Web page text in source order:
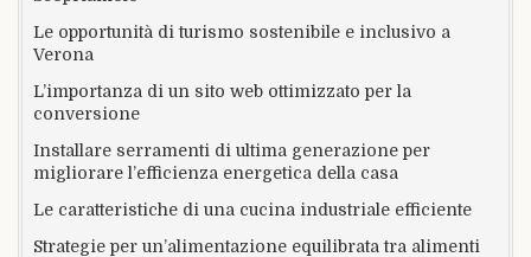
Le opportunità di turismo sostenibile e inclusivo a
Verona
L’importanza di un sito web ottimizzato per la
conversione
Installare serramenti di ultima generazione per
migliorare l’efficienza energetica della casa
Le caratteristiche di una cucina industriale efficiente
Strategie per un’alimentazione equilibrata tra alimenti